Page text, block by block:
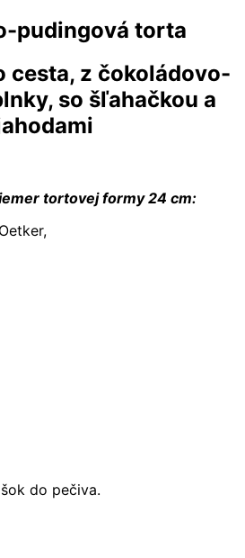
pudingová torta
cesta, z čokoládovo-
so šľahačkou a
tortovej formy 24 cm:
do pečiva.